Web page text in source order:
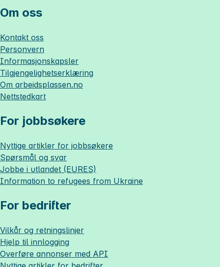
Om oss
Kontakt oss
Personvern
Informasjonskapsler
Tilgjengelighetserklæring
Om arbeidsplassen.no
Nettstedkart
For jobbsøkere
Nyttige artikler for jobbsøkere
Spørsmål og svar
Jobbe i utlandet (EURES)
Information to refugees from Ukraine
For bedrifter
Vilkår og retningslinjer
Hjelp til innlogging
Overføre annonser med API